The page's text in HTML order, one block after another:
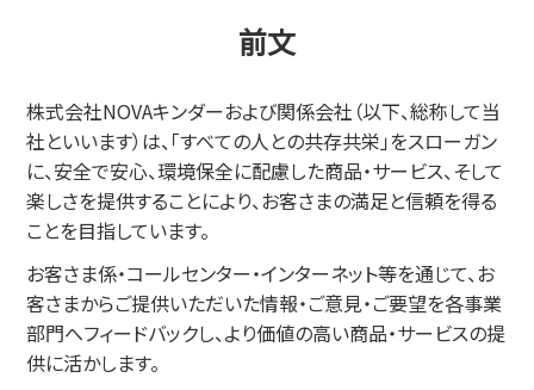
前文
株式会社NOVAキンダーおよび関係会社（以下、総称して当
社といいます）は、「すべての人との共存共栄」をスローガン
に、安全で安心、環境保全に配慮した商品・サービス、そして
楽しさを提供することにより、お客さまの満足と信頼を得る
ことを目指しています。
お客さま係・コールセンター・インターネット等を通じて、お
客さまからご提供いただいた情報・ご意見・ご要望を各事業
部門へフィードバックし、より価値の高い商品・サービスの提
供に活かします。